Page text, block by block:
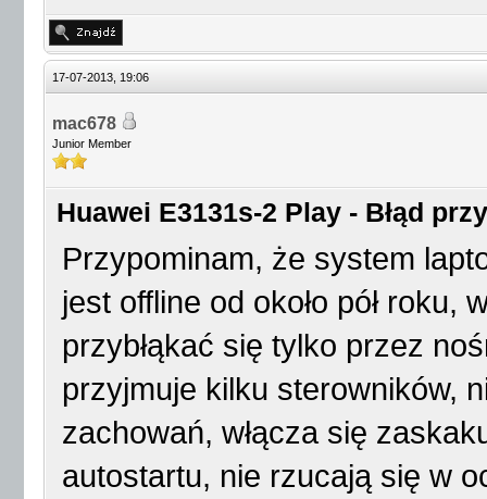
17-07-2013, 19:06
mac678
Junior Member
Huawei E3131s-2 Play - Błąd
Przypominam, że system
jest offline od około pół roku,
przybłąkać się tylko przez
przyjmuje kilku sterowników,
zachowań, włącza się
autostartu, nie rzucają się w